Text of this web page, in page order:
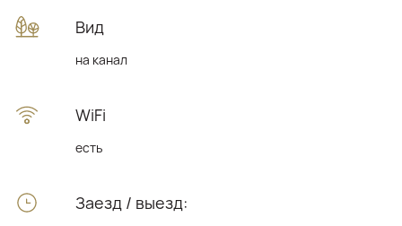
Вид
на канал
WiFi
есть
Заезд / выезд: